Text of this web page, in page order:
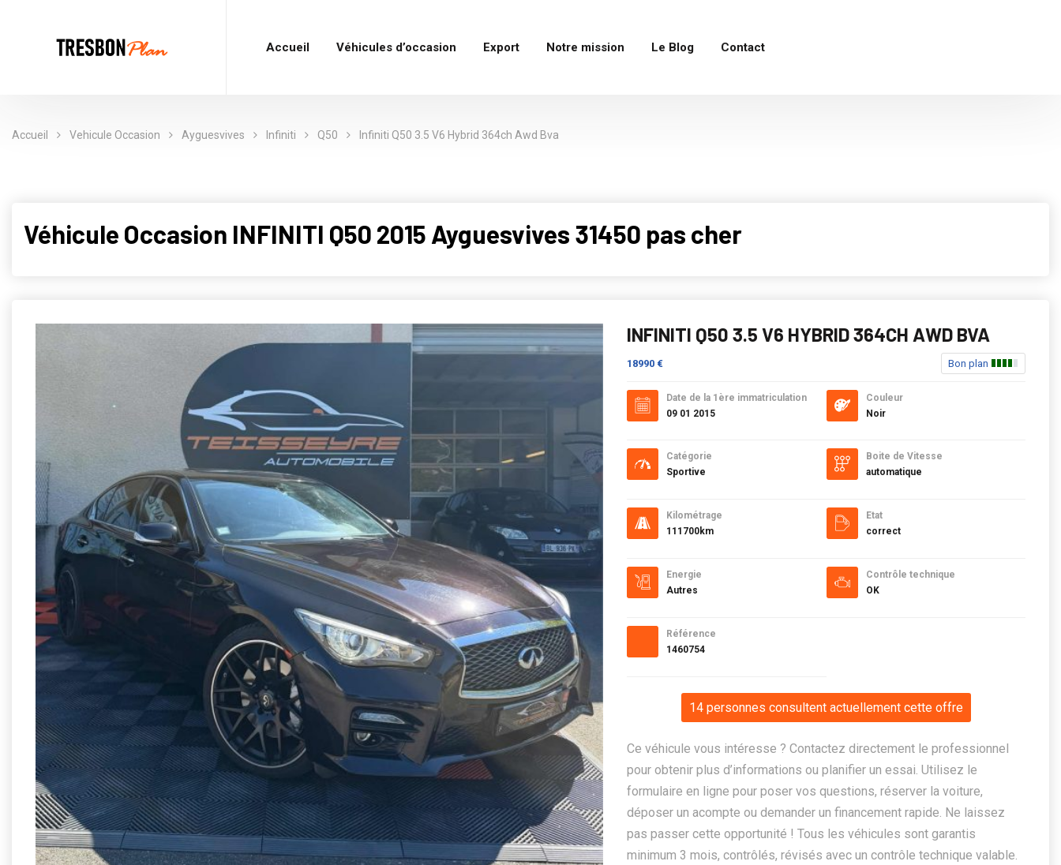
Accueil Véhicules d’occasion Export Notre mission Le Blog Contact
Accueil Vehicule Occasion Ayguesvives Infiniti Q50 Infiniti Q50 3.5 V6 Hybrid 364ch Awd Bva
Véhicule Occasion INFINITI Q50 2015 Ayguesvives 31450 pas cher
INFINITI Q50 3.5 V6 HYBRID 364CH AWD BVA
18990 € Bon plan
Date de la 1ère immatriculation
09 01 2015
Catégorie
Sportive
Kilométrage
111700km
Energie
Autres
Référence
1460754
Couleur
Noir
Boite de Vitesse
automatique
Etat
correct
Contrôle technique
OK
14 personnes consultent actuellement cette offre
Ce véhicule vous intéresse ? Contactez directement le professionnel
pour obtenir plus d’informations ou planifier un essai. Utilisez le
formulaire en ligne pour poser vos questions, réserver la voiture,
déposer un acompte ou demander un financement rapide. Ne laissez
pas passer cette opportunité ! Tous les véhicules sont garantis
minimum 3 mois, contrôlés, révisés avec un contrôle technique valable.